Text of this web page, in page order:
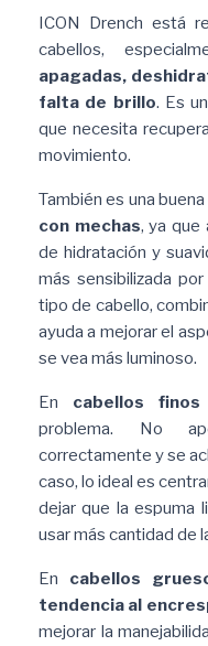
ICON Drench está
cabellos,
apagadas,
falta de brillo. Es
que necesita
movimiento.
También es una
con mechas, ya que
de hidratación y
más sensibilizada
tipo de cabello,
ayuda a mejorar el
se vea más luminoso.
En cabellos finos
problema. No
correctamente y se
caso, lo ideal es
dejar que la espuma
usar más cantidad de
En cabellos
tendencia al
mejorar la